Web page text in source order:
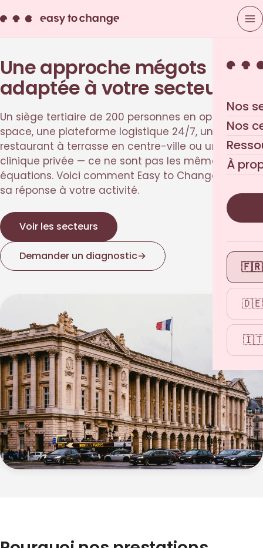
Nos
Nos
À
🇫🇷
🇩🇪
Une approche mégots
adaptée à votre secteur
Un siège tertiaire de 200 personnes en open-
space, une plateforme logistique 24/7, un
restaurant à terrasse en centre-ville ou une
clinique privée — ce ne sont pas les mêmes
équations. Voici comment Easy to Change adapte
sa réponse à votre activité.
Voir les secteurs
Demander un diagnostic→